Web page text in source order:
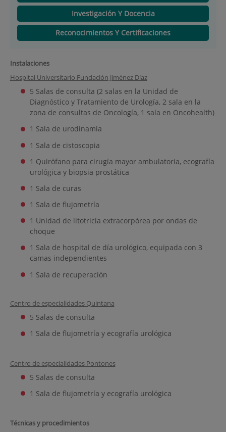
Investigación Y Docencia
Reconocimientos Y Certificaciones
Instalaciones
Hospital Universitario Fundación Jiménez Díaz
5 Salas de consulta (2 salas en la Unidad de
Diagnóstico y Tratamiento de Urología, 2 sala en la
zona de consultas de Oncología, 1 sala en Oncohealth)
1 Sala de urodinamia
1 Sala de cistoscopia
1 Quirófano para cirugía mayor ambulatoria, ecografía
urológica y biopsia prostática
1 Sala de curas
1 Sala de flujometría
1 Unidad de litotricia extracorpórea por ondas de
choque
1 Sala de hospital de día urológico, equipada con 3
camas independientes
1 Sala de recuperación
Centro de especialidades Quintana
5 Salas de consulta
1 Sala de flujometría y ecografía urológica
Centro de especialidades Pontones
5 Salas de consulta
1 Sala de flujometría y ecografía urológica
Técnicas y procedimientos